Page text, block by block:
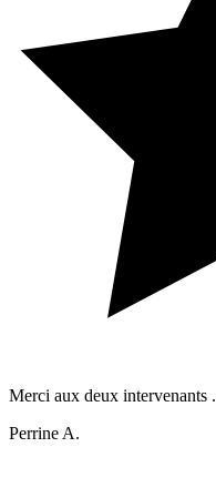
Merci aux deux
Perrine A.